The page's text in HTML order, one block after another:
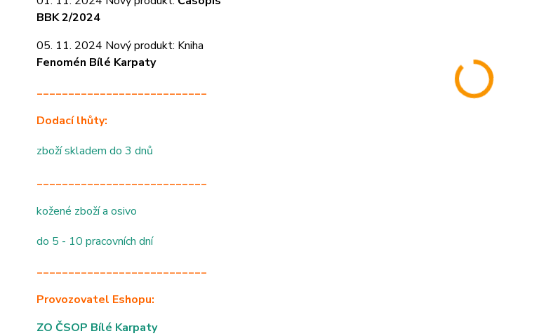
BBK 2/2024
05. 11. 2024 Nový produkt: Kniha
Fenomén Bílé Karpaty
___________________________
Dodací lhůty:
zboží skladem do 3 dnů
___________________________
kožené zboží a osivo
do 5 - 10 pracovních dní
___________________________
Provozovatel Eshopu:
ZO ČSOP Bílé Karpaty